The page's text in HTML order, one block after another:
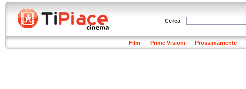
Cerca
Film Prime Visioni Prossimamente